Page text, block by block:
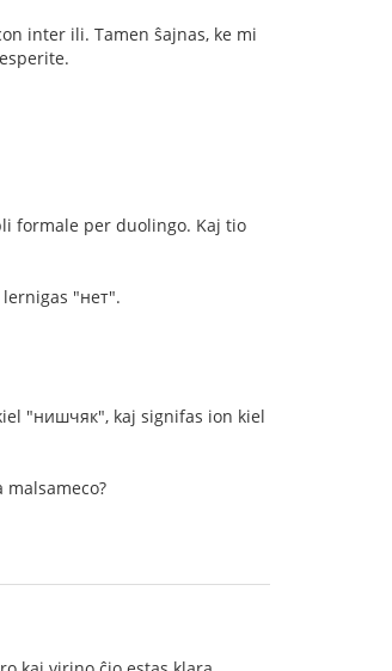
inter ili. Tamen ŝajnas, ke mi
formale per duolingo. Kaj tio
"нет".
"нишчяк", kaj signifas ion kiel